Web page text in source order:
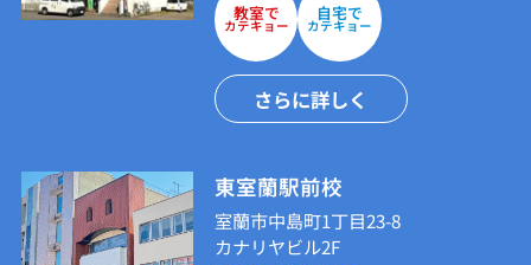
教室で
カテキョー
自宅で
カテキョー
さらに詳しく
東室蘭駅前校
室蘭市中島町1丁目23-8
カナリヤビル2F